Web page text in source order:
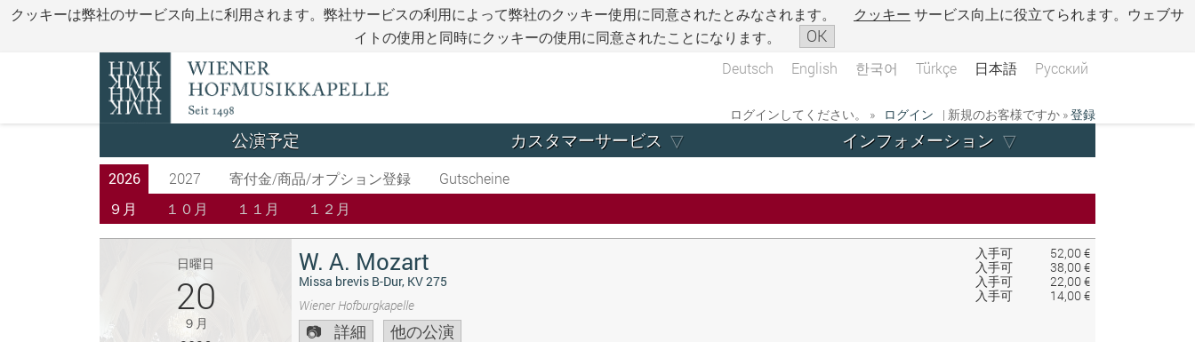
クッキーは弊社のサービス向上に利用されます。弊社サービスの利用によって弊社のクッキー使用に同意されたとみなされます。 クッキー サービス向上に役立てられます。ウェブサ
イトの使用と同時にクッキーの使用に同意されたことになります。
OK
Deutsch English 한국어 Türkçe 日本語 Русский
ログインしてください。 » ログイン | 新規のお客様ですか »登録
公演予定 カスタマーサービス インフォメーション
2026 2027 寄付金/商品/オプション登録
Gutscheine
９月
１０月 １１月 １２月
入手可
52,00 €
入手可
38,00 €
入手可
22,00 €
入手可
14,00 €
日曜日
20
９月
W. A. Mozart
Missa brevis B-Dur, KV 275
Wiener Hofburgkapelle
詳細 他の公演